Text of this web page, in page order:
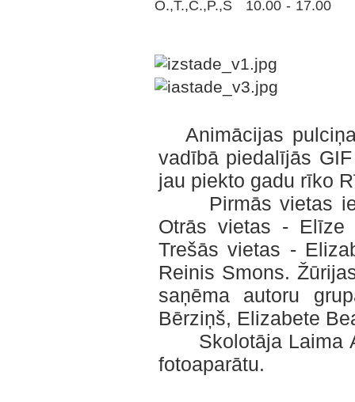
Animācijas
vadībā piedalījās
jau piekto gadu rīko
Pirmās vietas
Otrās vietas - Elīze
Trešās vietas -
Reinis Smons.
saņēma autoru
Bērziņš, Elizabete
Skolotāja Laima
fotoaparātu.